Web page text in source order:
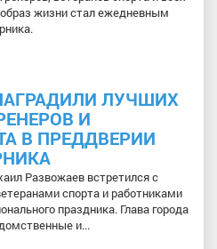
жизни стал ежедневным
ЛУЧШИХ
И
В ПРЕДДВЕРИИ
Развожаев встретился с
спорта и работниками
праздника. Глава города
и...